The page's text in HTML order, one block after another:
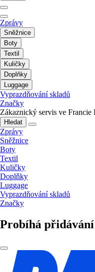
Zprávy
Sněžnice
Boty
Textil
Kuličky
Doplňky
Luggage
Vyprazdňování skladů
Značky
Zákaznický servis ve Francie
Hledat
Zprávy
Sněžnice
Boty
Textil
Kuličky
Doplňky
Luggage
Vyprazdňování skladů
Značky
Probíhá